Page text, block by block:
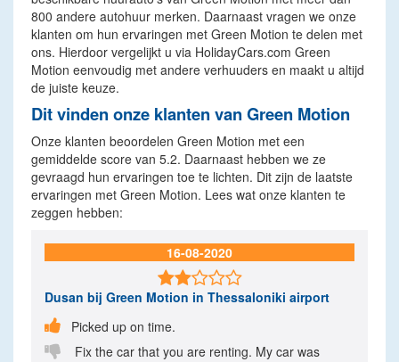
800 andere autohuur merken. Daarnaast vragen we onze
klanten om hun ervaringen met Green Motion te delen met
ons. Hierdoor vergelijkt u via HolidayCars.com Green
Motion eenvoudig met andere verhuuders en maakt u altijd
de juiste keuze.
Dit vinden onze klanten van Green Motion
Onze klanten beoordelen Green Motion met een
gemiddelde score van 5.2. Daarnaast hebben we ze
gevraagd hun ervaringen toe te lichten. Dit zijn de laatste
ervaringen met Green Motion. Lees wat onze klanten te
zeggen hebben:
16-08-2020

Dusan bij Green Motion in Thessaloniki airport

Picked up on time.

Fix the car that you are renting. My car was